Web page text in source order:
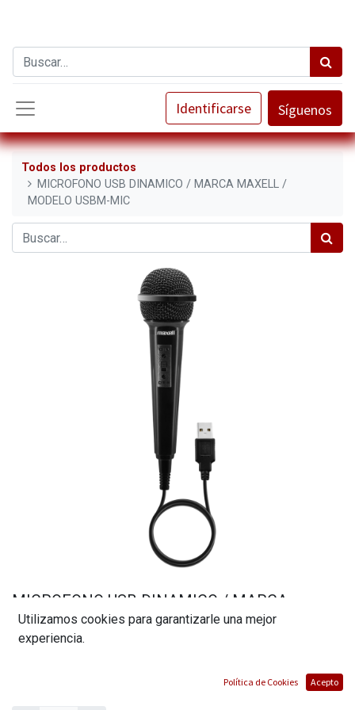
Identificarse Síguenos
Todos los productos
MICROFONO USB DINAMICO / MARCA MAXELL /
MODELO USBM-MIC
MICROFONO USB DINAMICO / MARCA
MAXELL / MODELO USBM-MIC
Utilizamos cookies para garantizarle una mejor
experiencia.
Política de Cookies Acepto